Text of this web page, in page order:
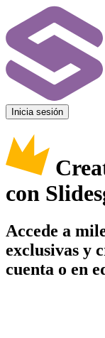
Inicia sesión
con
Accede a
exclusivas y
cuenta o en